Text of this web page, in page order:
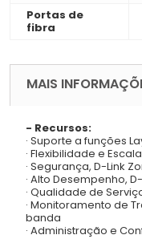
Portas de
fibra
MAIS
- Recursos:
· Suporte a funções
· Flexibilidade e
· Segurança, D-Link
· Alto Desempenho,
· Qualidade de
· Monitoramento de
banda
· Administração e